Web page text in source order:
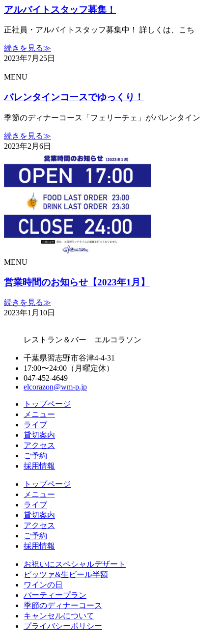
アルバイトスタッフ募集！
正社員・アルバイトスタッフ募集中！ 詳しくは、こち
続きを見る≫
2023年7月25日
MENU
バレンタインコースでゆっくり！
季節のディナーコース「フェリーチェ」がバレンタイン
続きを見る≫
2023年2月6日
MENU
営業時間のお知らせ【2023年1月】
続きを見る≫
2023年1月10日
レストラン＆バー エルコラソン
千葉県習志野市谷津4-4-31
17:00〜24:00（月曜定休）
047-452-4649
elcorazon@wm-p.jp
トップページ
メニュー
ライブ
貸切案内
アクセス
ご予約
採用情報
トップページ
メニュー
ライブ
貸切案内
アクセス
ご予約
採用情報
お祝いにスペシャルデザート
ピッツァ&生ビール半額
ワインの日
パーティープラン
季節のディナーコース
キャンセルについて
プライバシーポリシー